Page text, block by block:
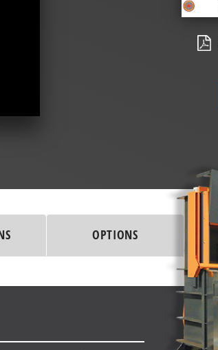
OPTIONS